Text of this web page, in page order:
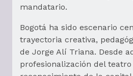
mandatario.
Bogotá ha sido escenario
trayectoria creativa,
de Jorge Alí Triana. Desde
profesionalización del teatro